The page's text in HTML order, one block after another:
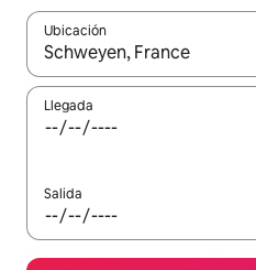
Ubicación
Cuando los resultados estén
Llegada
Salida